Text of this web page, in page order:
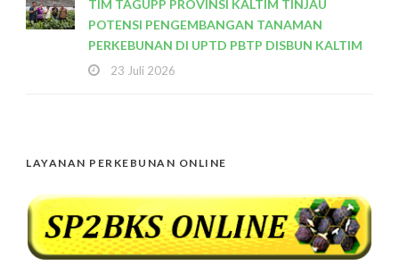
TIM TAGUPP PROVINSI KALTIM TINJAU
POTENSI PENGEMBANGAN TANAMAN
PERKEBUNAN DI UPTD PBTP DISBUN KALTIM
23 Juli 2026
LAYANAN PERKEBUNAN ONLINE